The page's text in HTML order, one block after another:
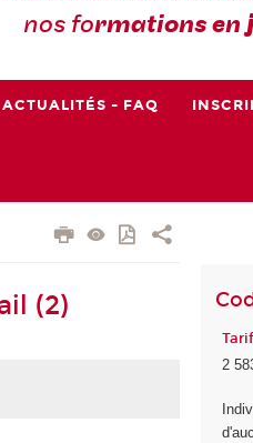
nos formations en
ACTUALITÉS - FAQ
(2)
2